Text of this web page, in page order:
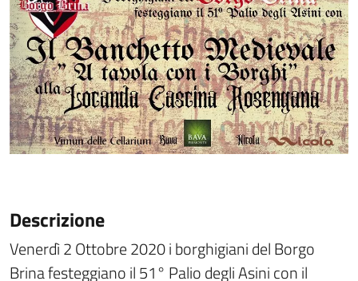
Descrizione
Venerdì 2 Ottobre 2020 i borghigiani del Borgo
Brina festeggiano il 51° Palio degli Asini con il